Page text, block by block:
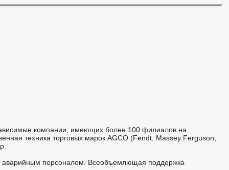
компании, имеющих более 100 филиалов на
техника торговых марок AGCO (Fendt, Massey Ferguson,
персоналом. Всеобъемлющая поддержка